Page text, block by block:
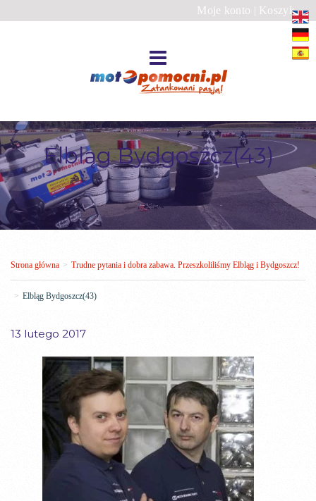
Moje konto | Koszyk
Elbląg Bydgoszcz(43)
Strona główna > Trudne pytania i dobra zabawa. Przeszkoliliśmy Elbląg i Bydgoszcz!
> Elbląg Bydgoszcz(43)
13 lutego 2017